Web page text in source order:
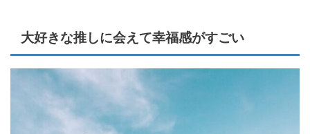
大好きな推しに会えて幸福感がすごい